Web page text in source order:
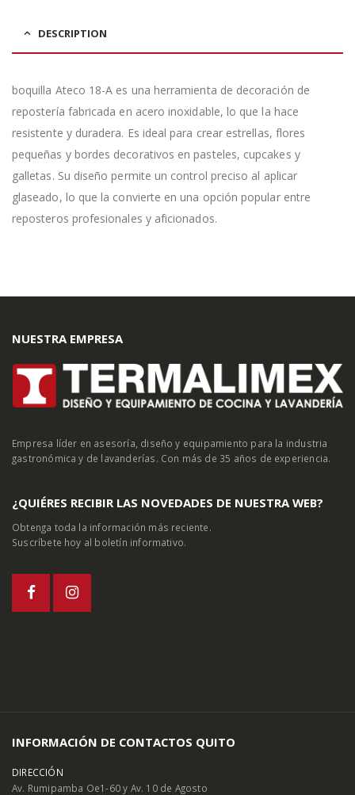
DESCRIPTION
boquilla Ateco 18-A es una herramienta de decoración de
repostería fabricada en acero inoxidable, lo que la hace
resistente y duradera. Es ideal para crear estrellas, flores
pequeñas y bordes decorativos en pasteles, cupcakes y
galletas. Su diseño permite un control preciso al aplicar
glaseado, lo que la convierte en una opción popular entre
reposteros profesionales y aficionados.
NUESTRA EMPRESA
Empresa líder en asesoría, diseño y equipamiento para la industria
gastronómica y de lavanderías. Con más de 35 años de experiencia.
¿QUIÉRES RECIBIR LAS NOVEDADES DE NUESTRA WEB?
Obtenga toda la información más reciente.
Suscríbete hoy al boletín informativo.
INFORMACIÓN DE CONTACTOS QUITO
DIRECCIÓN
Av. Rumipamba Oe1-60 y Av. 10 de Agosto